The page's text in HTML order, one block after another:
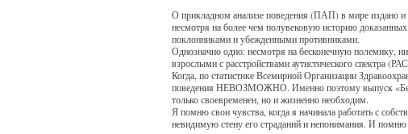
О прикладном анализе поведения (ПАП) в мире издано и
несмотря на более чем полувековую историю
поклонниками и убежденными противниками.
Однозначно одно: несмотря на бесконечную полемику,
взрослыми с расстройствами аутистического спектра
Когда, по статистике Всемирной Организации
поведения НЕВОЗМОЖНО. Именно поэтому выпуск
только своевременен, но и жизненно необходим.
Я помню свои чувства, когда я начинала работать с
невидимую стену его страданий и непонимания. И